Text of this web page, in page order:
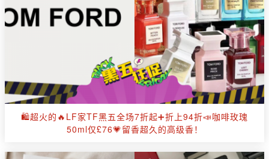
🛍️超火的🔥LF家TF黑五全场7折起➕折上94折📣咖啡玫瑰
50ml仅£76💗留香超久的高级香！